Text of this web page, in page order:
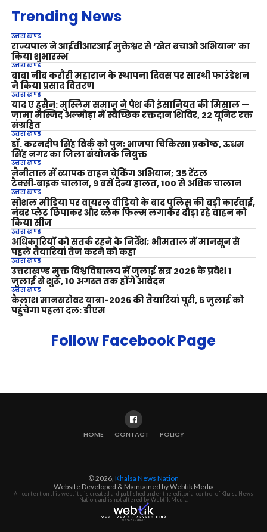
Trending News
उत्तराखण्ड
राज्यपाल ने आईवीआरआई मुक्तेश्वर से ‘खेत बचाओ अभियान’ का
किया शुभारम्भ
उत्तराखण्ड
बाबा नीब करौरी महाराज के स्थापना दिवस पर सारथी फाउंडेशन
ने किया प्रसाद वितरण
उत्तराखण्ड
याद ए हुसैन: मुस्लिम समाज ने पेश की इंसानियत की मिसाल —
जामा मस्जिद अल्मोड़ा में स्वैच्छिक रक्तदान शिविर, 22 यूनिट रक्त
संग्रहित
उत्तराखण्ड
डॉ. करनदीप सिंह विर्क को पुनः भाजपा चिकित्सा प्रकोष्ठ, ऊधम
सिंह नगर का जिला संयोजक नियुक्त
उत्तराखण्ड
नैनीताल में व्यापक वाहन चेकिंग अभियान; 35 रेंटल
टैक्सी‑बाइक चालान, 9 बसें दैन्य हालत, 100 से अधिक चालान
उत्तराखण्ड
सोशल मीडिया पर वायरल वीडियो के बाद पुलिस की बड़ी कार्रवाई,
नंबर प्लेट छिपाकर और ब्लैक फिल्म लगाकर दौड़ा रहे वाहन को
किया सीज
उत्तराखण्ड
अधिकारियों को सतर्क रहने के निर्देश; भीमताल में मानसून से
पहले तैयारियां तेज करने को कहा
उत्तराखण्ड
उत्तराखण्ड मुक्त विश्वविद्यालय में जुलाई सत्र 2026 के प्रवेश 1
जुलाई से शुरू, 10 अगस्त तक होंगे आवेदन
उत्तराखण्ड
कैलाश मानसरोवर यात्रा-2026 की तैयारियां पूरी, 6 जुलाई को
पहुंचेगा पहला दल: डीएम
Follow Facebook Page
HOME CONTACT POLICY
© 2026, Khalsa News Nation
Website Developed & Maintained by Webtik Media
All content on this website is created and published under the editorial control of Khalsa News
Nation, and is not altered by Webtik Media.